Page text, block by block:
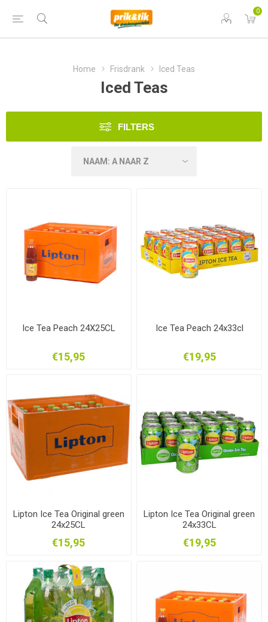
0
Home Frisdrank Iced Teas
Iced Teas
FILTERS
Ice Tea Peach 24X25CL
€15,95
Ice Tea Peach 24x33cl
€19,95
Lipton Ice Tea Original green
24x25CL
€15,95
Lipton Ice Tea Original green
24x33CL
€19,95